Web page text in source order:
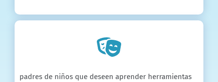
padres de niños que deseen aprender herramientas